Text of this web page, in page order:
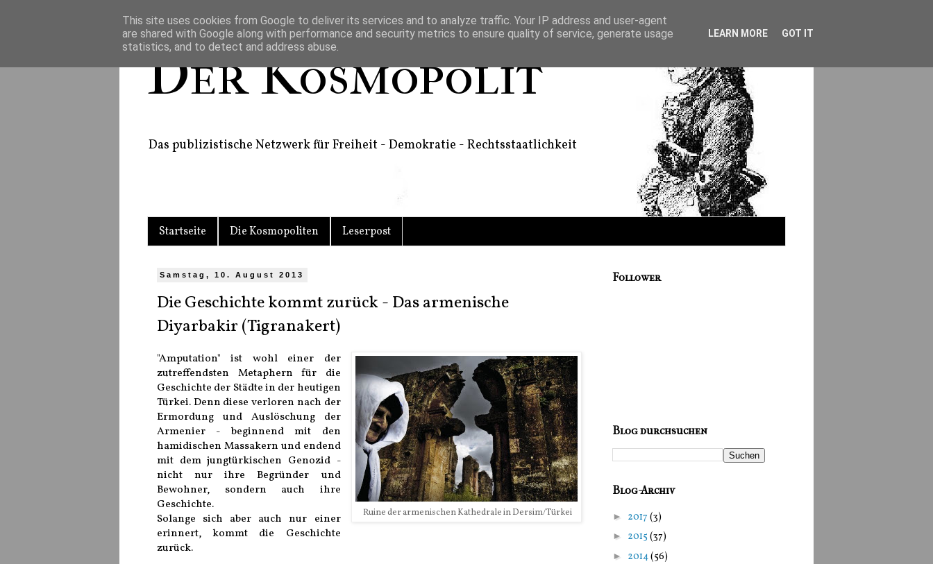
Der Kosmopolit
Das publizistische Netzwerk für Freiheit - Demokratie - Rechtsstaatlichkeit
Startseite Die Kosmopoliten Leserpost
Samstag, 10. August 2013
Die Geschichte kommt zurück - Das armenische
Diyarbakir (Tigranakert)
Ruine der armenischen Kathedrale in Dersim/Türkei
"Amputation" ist wohl einer der
zutreffendsten Metaphern für die
Geschichte der Städte in der heutigen
Türkei. Denn diese verloren nach der
Ermordung und Auslöschung der
Armenier - beginnend mit den
hamidischen Massakern und endend
mit dem jungtürkischen Genozid -
nicht nur ihre Begründer und
Bewohner, sondern auch ihre
Geschichte.
Solange sich aber auch nur einer
erinnert, kommt die Geschichte
zurück.
Follower
Blog durchsuchen
Blog-Archiv
► 2017 (3)
► 2015 (37)
► 2014(56)
This site uses cookies from Google to deliver its services and to analyze traffic. Your IP address and user-agent
are shared with Google along with performance and security metrics to ensure quality of service, generate usage
statistics, and to detect and address abuse.
LEARN MORE GOT IT